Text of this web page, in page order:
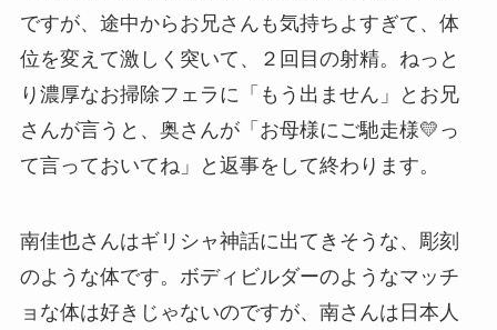
ですが、途中からお兄さんも気持ちよすぎて、体
位を変えて激しく突いて、２回目の射精。ねっと
り濃厚なお掃除フェラに「もう出ません」とお兄
さんが言うと、奥さんが「お母様にご馳走様💛っ
て言っておいてね」と返事をして終わります。
南佳也さんはギリシャ神話に出てきそうな、彫刻
のような体です。ボディビルダーのようなマッチ
ョな体は好きじゃないのですが、南さんは日本人